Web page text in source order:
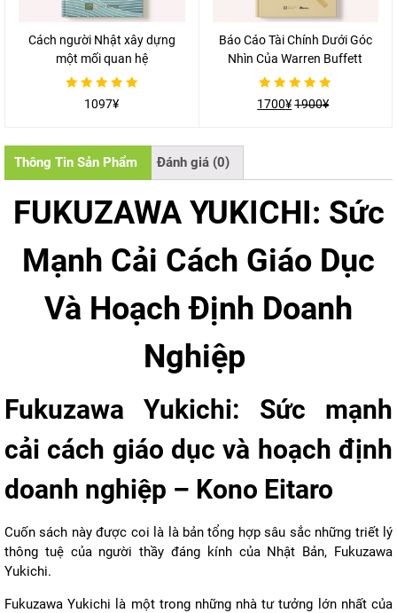
Cách người Nhật xây dựng
một mối quan hệ
1097¥
Báo Cáo Tài Chính Dưới Góc
Nhìn Của Warren Buffett
Được
xếp
1700¥ 1900¥
Thông Tin Sản Phẩm Đánh giá (0)
FUKUZAWA YUKICHI: Sức
Mạnh Cải Cách Giáo Dục
Và Hoạch Định Doanh
Nghiệp
Fukuzawa Yukichi: Sức mạnh
cải cách giáo dục và hoạch định
doanh nghiệp – Kono Eitaro
Cuốn sách này được coi là là bản tổng hợp sâu sắc những triết lý
thông tuệ của người thầy đáng kính của Nhật Bản, Fukuzawa
Yukichi.
Fukuzawa Yukichi là một trong những nhà tư tưởng lớn nhất của